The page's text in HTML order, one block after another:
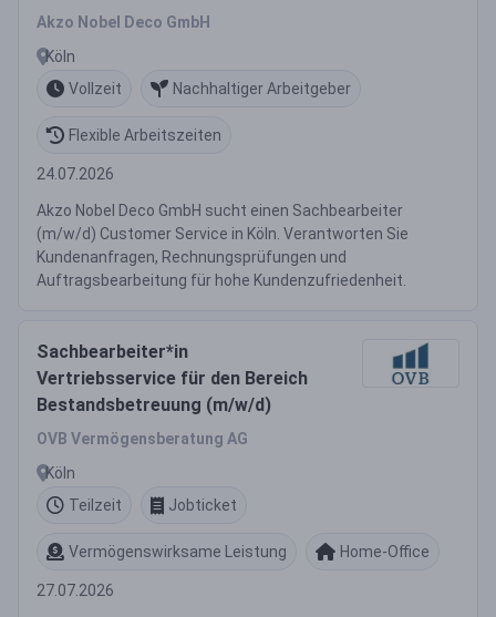
Akzo Nobel Deco GmbH
Köln
Vollzeit
Nachhaltiger Arbeitgeber
Flexible Arbeitszeiten
24.07.2026
Akzo Nobel Deco GmbH sucht einen Sachbearbeiter
(m/w/d) Customer Service in Köln. Verantworten Sie
Kundenanfragen, Rechnungsprüfungen und
Auftragsbearbeitung für hohe Kundenzufriedenheit.
Sachbearbeiter*in
Vertriebsservice für den Bereich
Bestandsbetreuung (m/w/d)
OVB Vermögensberatung AG
Köln
Teilzeit
Jobticket
Vermögenswirksame Leistung Home-Office
27.07.2026